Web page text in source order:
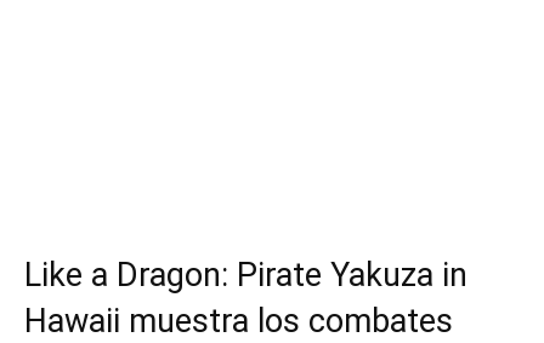
Like a Dragon: Pirate Yakuza in
Hawaii muestra los combates